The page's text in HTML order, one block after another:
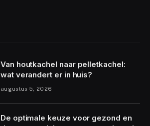
Van houtkachel naar pelletkachel:
wat verandert er in huis?
augustus 5, 2026
De optimale keuze voor gezond en